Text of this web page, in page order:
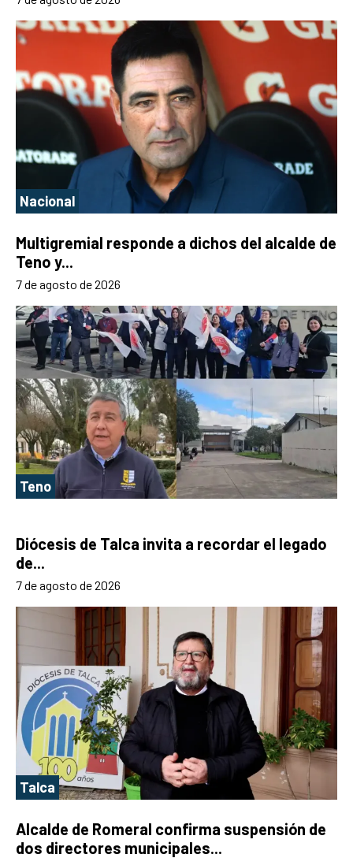
Nacional
Multigremial responde a dichos del alcalde de
Teno y...
7 de agosto de 2026
Teno
Diócesis de Talca invita a recordar el legado
de...
7 de agosto de 2026
Talca
Alcalde de Romeral confirma suspensión de
dos directores municipales...